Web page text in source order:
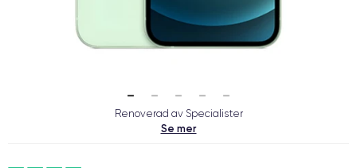
Renoverad av Specialister
Se mer